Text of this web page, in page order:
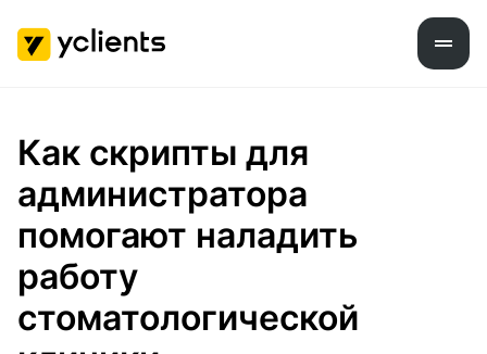
Как скрипты для
администратора
помогают наладить
работу
стоматологической